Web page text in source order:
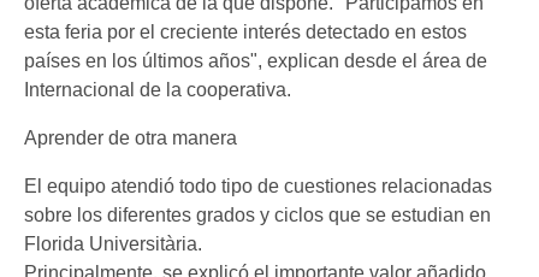
esta feria por el creciente interés detectado en estos
países en los últimos años", explican desde el área de
Internacional de la cooperativa.
Aprender de otra manera
El equipo atendió todo tipo de cuestiones relacionadas
sobre los diferentes grados y ciclos que se estudian en
Florida Universitària.